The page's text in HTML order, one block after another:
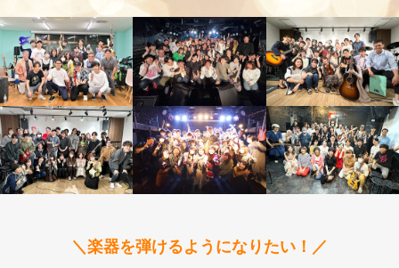
＼楽器を弾けるようになりたい！／